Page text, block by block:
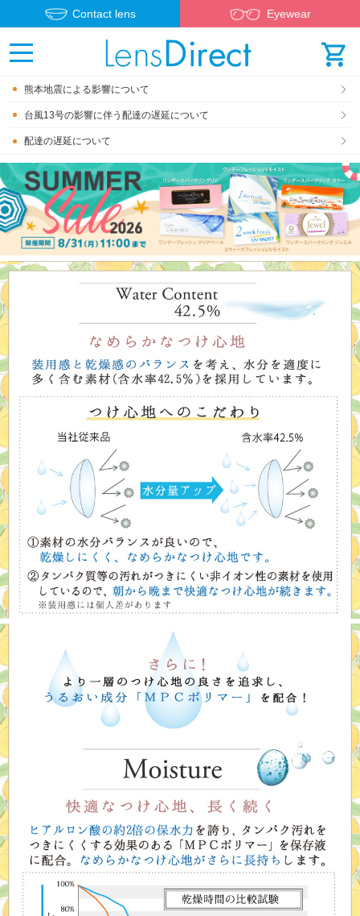
Contact lens Eyewear
熊本地震による影響について
台風13号の影響に伴う配達の遅延について
配達の遅延について